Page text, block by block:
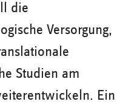
die
Versorgung,
Studien am
Ein